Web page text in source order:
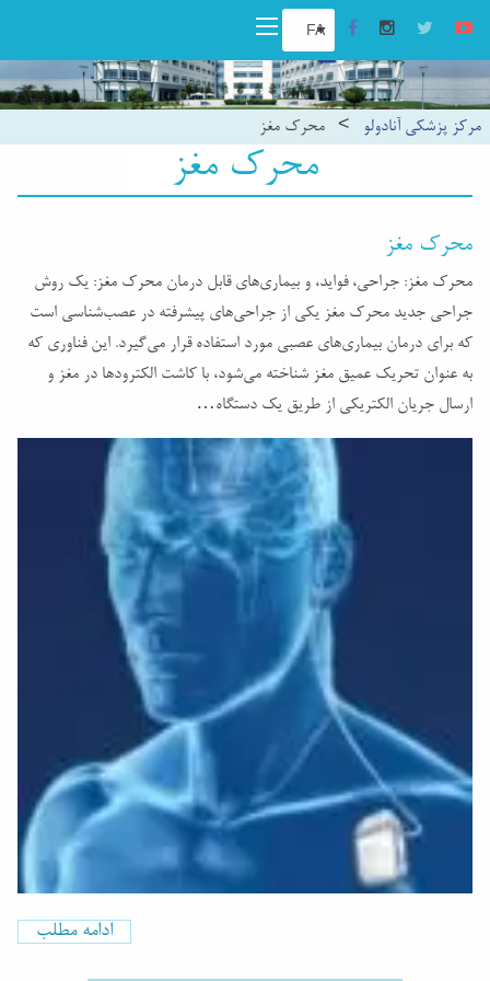
مرکز پزشکی آنادولو > محرک مغز
محرک مغز
محرک مغز
محرک مغز: جراحی، فواید، و بیماری‌های قابل درمان محرک مغز: یک روش
جراحی جدید محرک مغز یکی از جراحی‌های پیشرفته در عصب‌شناسی است
که برای درمان بیماری‌های عصبی مورد استفاده قرار می‌گیرد. این فناوری که
به عنوان تحریک عمیق مغز شناخته می‌شود، با کاشت الکترودها در مغز و
ارسال جریان الکتریکی از طریق یک دستگاه…
ادامه مطلب